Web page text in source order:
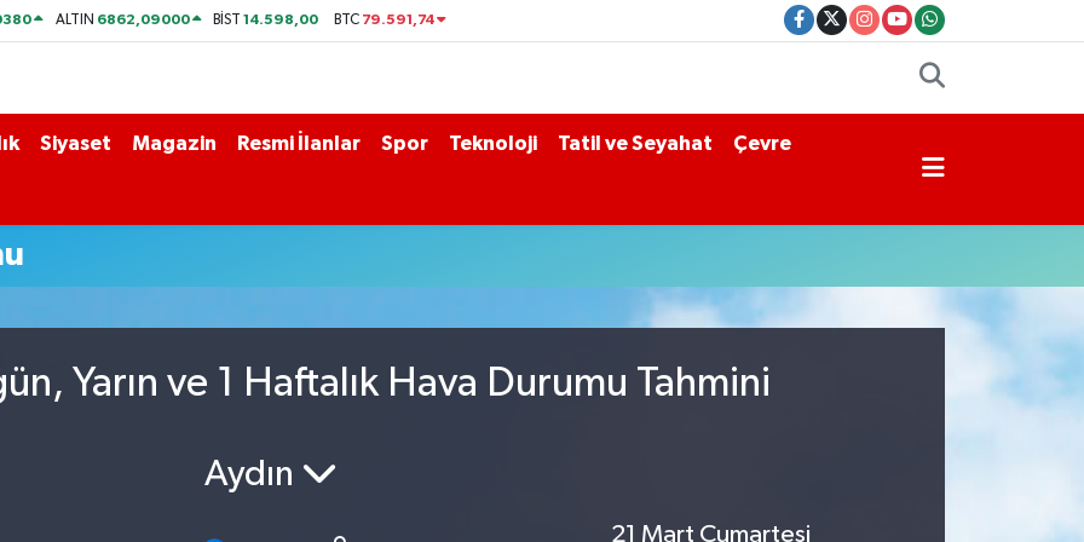
ALTIN 6862,09000 BİST14.598,00 BTC 79.591,74
Siyaset Magazin Resmi İlanlar Spor Teknoloji Tatil ve Seyahat Çevre
Yarın ve 1 Haftalık Hava Durumu Tahmini
Aydın
21 Mart Cumartesi